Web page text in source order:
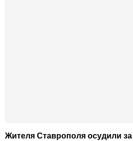
Жителя Ставрополя осудили